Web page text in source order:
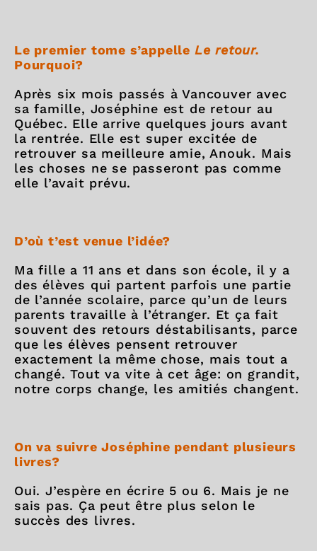
Le premier tome s’appelle Le retour.
Pourquoi?
Après six mois passés à Vancouver avec
sa famille, Joséphine est de retour au
Québec. Elle arrive quelques jours avant
la rentrée. Elle est super excitée de
retrouver sa meilleure amie, Anouk. Mais
les choses ne se passeront pas comme
elle l’avait prévu.
D’où t’est venue l’idée?
Ma fille a 11 ans et dans son école, il y a
des élèves qui partent parfois une partie
de l’année scolaire, parce qu’un de leurs
parents travaille à l’étranger. Et ça fait
souvent des retours déstabilisants, parce
que les élèves pensent retrouver
exactement la même chose, mais tout a
changé. Tout va vite à cet âge: on grandit,
notre corps change, les amitiés changent.
On va suivre Joséphine pendant plusieurs
livres?
Oui. J’espère en écrire 5 ou 6. Mais je ne
sais pas. Ça peut être plus selon le
succès des livres.